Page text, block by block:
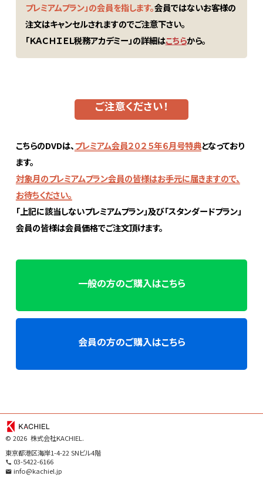
プレミアムプラン」の会員を指します。会員ではないお客様の
注文はキャンセルされますのでご注意下さい。
「ＫＡＣＨＩＥＬ税務アカデミー」の詳細はこちらから。
ご注意ください！
こちらのDVDは、プレミアム会員２０２５年６月号特典となっており
ます。
対象月のプレミアムプラン会員の皆様はお手元に届きますので、
お待ちください。
「上記に該当しないプレミアムプラン」及び「スタンダードプラン」
会員の皆様は会員価格でご注文頂けます。
一般の方のご購入はこちら
会員の方のご購入はこちら
© 2026 株式会社KACHIEL.
東京都港区海岸1-4-22 SNビル4階
03-5422-6166
info@kachiel.jp